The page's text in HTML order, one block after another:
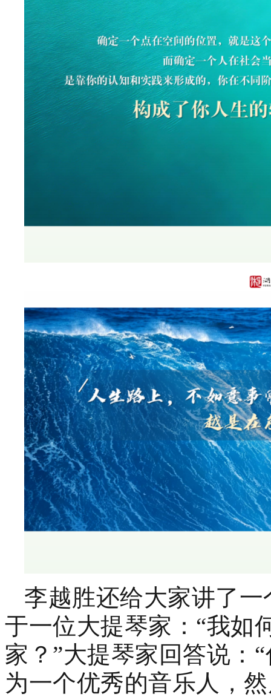
李越胜还给大家讲了
于一位大提琴家：“我如
家？”大提琴家回答说：
为一个优秀的音乐人，